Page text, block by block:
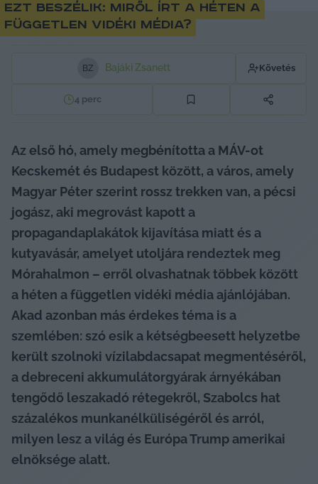
Ezt beszélik: miről írt a héten a
független vidéki média?
BZ Bajáki Zsanett Követés
4perc
Az első hó, amely megbénította a MÁV-ot
Kecskemét és Budapest között, a város, amely
Magyar Péter szerint rossz trekken van, a pécsi
jogász, aki megrovást kapott a
propagandaplakátok kijavítása miatt és a
kutyavásár, amelyet utoljára rendeztek meg
Mórahalmon – erről olvashatnak többek között
a héten a független vidéki média ajánlójában.
Akad azonban más érdekes téma is a
szemlében: szó esik a kétségbeesett helyzetbe
került szolnoki vízilabdacsapat megmentéséről,
a debreceni akkumulátorgyárak árnyékában
tengődő leszakadó rétegekről, Szabolcs hat
százalékos munkanélküliségéről és arról,
milyen lesz a világ és Európa Trump amerikai
elnöksége alatt.